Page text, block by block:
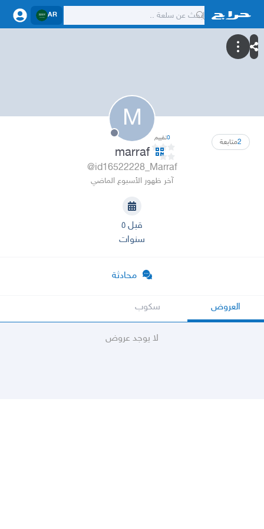
AR
M
2متابعة 0تقييم
marraf
@id16522228_Marraf
آخر ظهور الأسبوع الماضي
قبل ٥
سنوات
محادثة
العروض سكوب
لا يوجد عروض